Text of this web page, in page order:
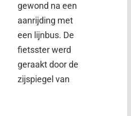
gewond na een
aanrijding met
een lijnbus. De
fietsster werd
geraakt door de
zijspiegel van